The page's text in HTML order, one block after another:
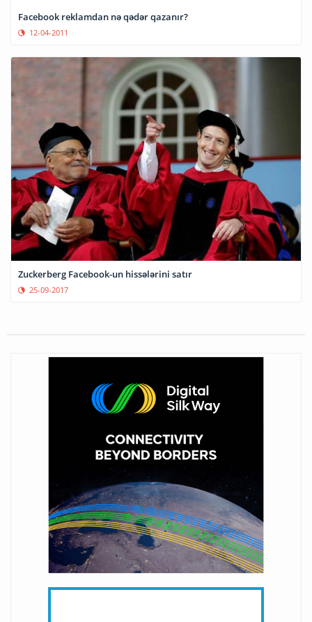
Facebook reklamdan nə qədər qazanır?
12-04-2011
Zuckerberg Facebook-un hissələrini satır
25-09-2017